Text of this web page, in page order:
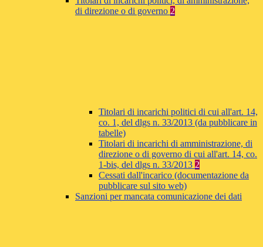
di direzione o di governo 2
Titolari di incarichi politici di cui all'art. 14,
co. 1, del dlgs n. 33/2013 (da pubblicare in
tabelle)
Titolari di incarichi di amministrazione, di
direzione o di governo di cui all'art. 14, co.
1-bis, del dlgs n. 33/2013 2
Cessati dall'incarico (documentazione da
pubblicare sul sito web)
Sanzioni per mancata comunicazione dei dati